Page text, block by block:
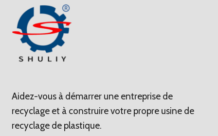
Aidez-vous à démarrer une entreprise de
recyclage et à construire votre propre usine de
recyclage de plastique.